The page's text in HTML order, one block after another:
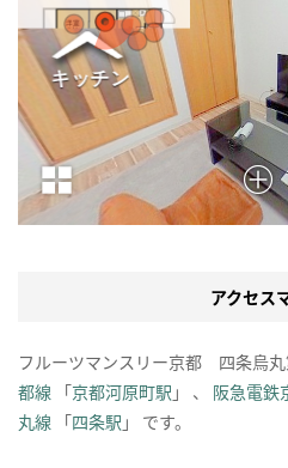
アクセス
フルーツマンスリー京都 四条烏
都線 「京都河原町駅 」 、 阪急電鉄
丸線 「四条駅 」 です。